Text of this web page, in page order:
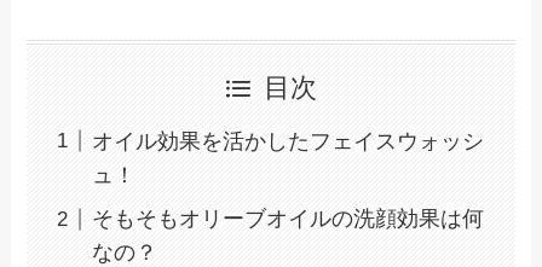
目次
オイル効果を活かしたフェイスウォッシ
ュ！
そもそもオリーブオイルの洗顔効果は何
なの？